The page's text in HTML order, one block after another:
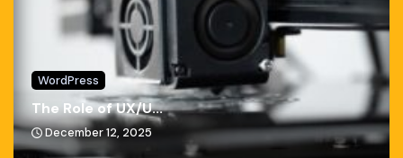
WordPress
The Role of UX/U...
December 12, 2025